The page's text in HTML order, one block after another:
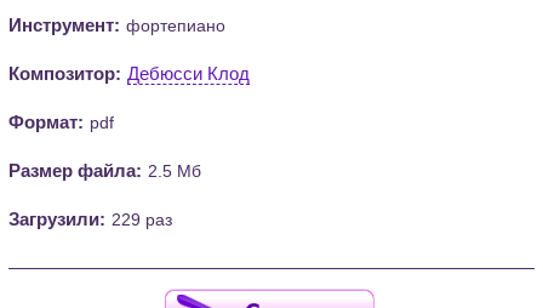
Инструмент: фортепиано
Композитор: Дебюсси Клод
Формат: pdf
Размер файла: 2.5 Мб
Загрузили: 229 раз